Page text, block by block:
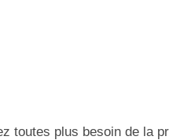
toutes plus besoin de la